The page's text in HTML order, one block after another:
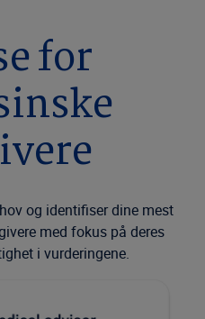
for
og identifiser dine mest
med fokus på deres
i vurderingene.